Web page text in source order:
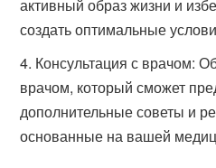
активный образ жизни и
создать оптимальные
Консультация с врачом:
врачом, который сможет
дополнительные советы и
основанные на вашей